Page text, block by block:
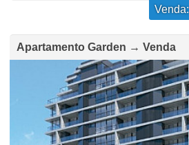
Venda:
Apartamento Garden → Venda